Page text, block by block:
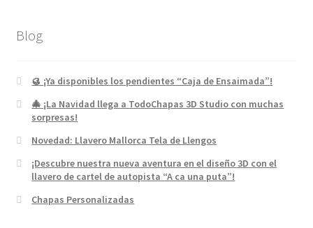
Blog
🥮 ¡Ya disponibles los pendientes “Caja de Ensaimada”!
🎄 ¡La Navidad llega a TodoChapas 3D Studio con muchas
sorpresas!
Novedad: Llavero Mallorca Tela de Llengos
¡Descubre nuestra nueva aventura en el diseño 3D con el
llavero de cartel de autopista “A ca una puta”!
Chapas Personalizadas